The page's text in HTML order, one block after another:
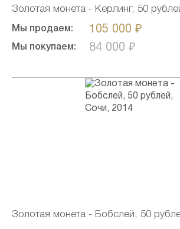
Золотая монета - Керлинг, 50
Мы продаем: 105 000 ₽
Мы покупаем: 84 000 ₽
Золотая монета - Бобслей, 50